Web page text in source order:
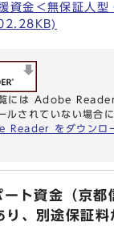
資金＜無保証人型
には Adobe
ルされていない場合
Reader をダウンロ
ト資金（京都
り、別途保証料